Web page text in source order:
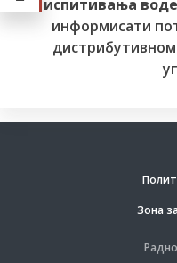
испитивања
информисати
Зона